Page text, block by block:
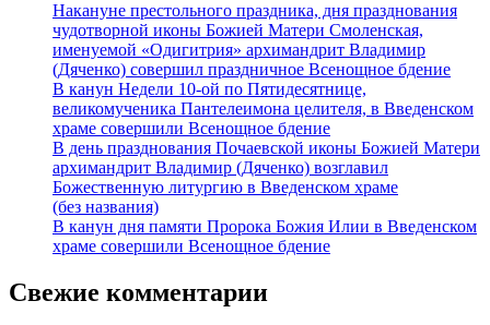
Накануне престольного праздника, дня празднования
чудотворной иконы Божией Матери Смоленская,
именуемой «Одигитрия» архимандрит Владимир
(Дяченко) совершил праздничное Всенощное бдение
В канун Недели 10-ой по Пятидесятнице,
великомученика Пантелеимона целителя, в Введенском
храме совершили Всенощное бдение
В день празднования Почаевской иконы Божией Матери
архимандрит Владимир (Дяченко) возглавил
Божественную литургию в Введенском храме
(без названия)
В канун дня памяти Пророка Божия Илии в Введенском
храме совершили Всенощное бдение
Свежие комментарии